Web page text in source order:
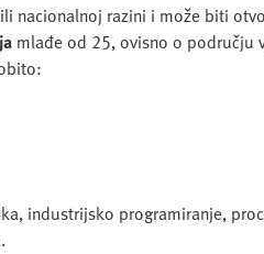
nacionalnoj razini i može biti
mlađe od 25, ovisno o području
industrijsko programiranje,